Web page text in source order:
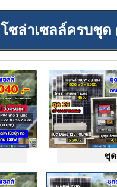
โซล่าเซลล์ครบชุด
ชุด